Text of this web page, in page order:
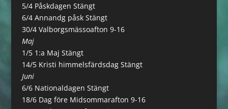
5/4 Påskdagen Stängt
6/4 Annandg påsk Stängt
30/4 Valborgsmässoafton 9-16
Maj
1/5 1:a Maj Stängt
14/5 Kristi himmelsfärdsdag Stängt
Juni
6/6 Nationaldagen Stängt
18/6 Dag före Midsommarafton 9-16